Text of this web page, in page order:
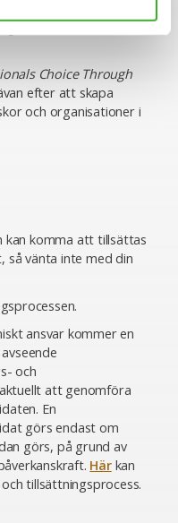
noterat på First
SJR in Sweden AB
Choice Through
efter att skapa
och organisationer i
kan komma att tillsättas
så vänta inte med din
ansvar kommer en
och
att genomföra
En
görs endast om
görs, på grund av
Härkan
tillsättningsprocess.